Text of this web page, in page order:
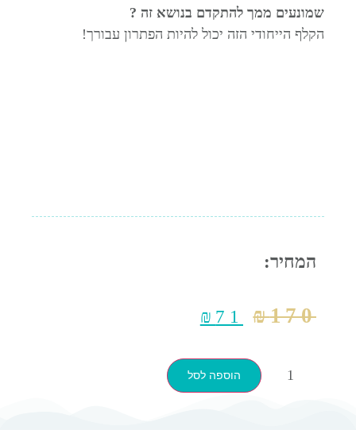
שמונעים ממך להתקדם בנושא זה ?
הקלף הייחודי הזה יכול להיות הפתרון עבורך!
המחיר:
₪170
₪ 71
הוספה לסל